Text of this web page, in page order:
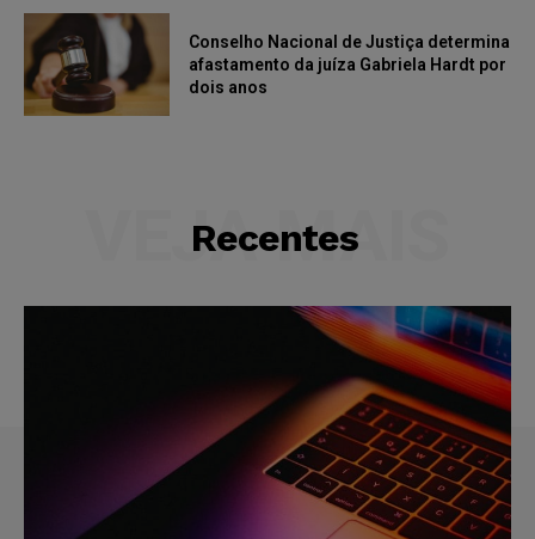
Conselho Nacional de Justiça determina
afastamento da juíza Gabriela Hardt por
dois anos
Recentes
VEJA MAIS